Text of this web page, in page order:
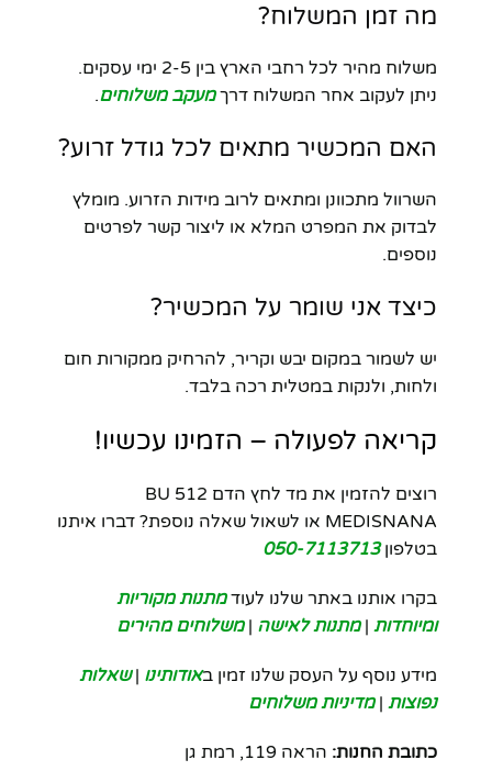
מה זמן המשלוח?
משלוח מהיר לכל רחבי הארץ בין 2-5 ימי עסקים.
ניתן לעקוב אחר המשלוח דרךמעקב משלוחים.
האם המכשיר מתאים לכל גודל זרוע?
השרוול מתכוונן ומתאים לרוב מידות הזרוע. מומלץ
לבדוק את המפרט המלא או ליצור קשר לפרטים
נוספים.
כיצד אני שומר על המכשיר?
יש לשמור במקום יבש וקריר, להרחיק ממקורות חום
ולחות, ולנקות במטלית רכה בלבד.
קריאה לפעולה – הזמינו עכשיו!
רוצים להזמין את מד לחץ הדם BU 512
MEDISNANA או לשאול שאלה נוספת? דברו איתנו
בטלפון050-7113713
בקרו אותנו באתר שלנו לעודמתנות מקוריות
ומיוחדות |מתנות לאישה |משלוחים מהירים
מידע נוסף על העסק שלנו זמין באודותינו |שאלות
נפוצות |מדיניות משלוחים
כתובת החנות: הראה 119, רמת גן